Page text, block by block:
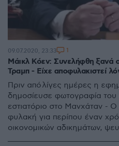
Μάικλ Κόεν: Συνελήφθη ξανά
Τραμπ - Είχε αποφυλακιστεί
Πριν από λίγες ημέρες η
δημοσίευσε φωτογραφία του
εστιατόριο στο Μανχάταν -
φυλακή για περίπου έναν
οικονομικών αδικημάτων,
09.07.2020, 23:33 1